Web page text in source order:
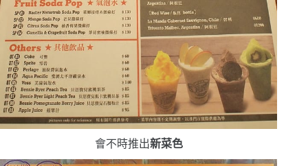
會不時推出新菜色